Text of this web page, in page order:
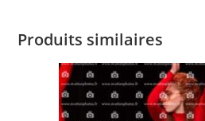
Produits similaires